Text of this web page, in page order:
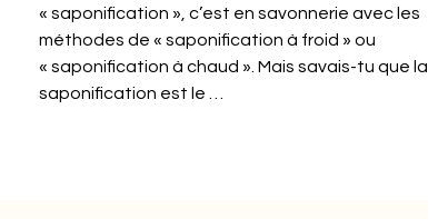
« saponification », c’est en savonnerie avec les
méthodes de « saponification à froid » ou
« saponification à chaud ». Mais savais-tu que la
saponification est le …